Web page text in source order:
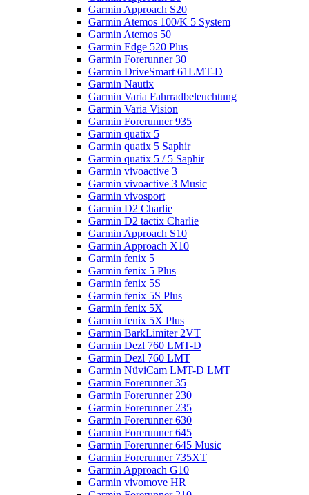
Garmin Approach S20
Garmin Atemos 100/K 5 System
Garmin Atemos 50
Garmin Edge 520 Plus
Garmin Forerunner 30
Garmin DriveSmart 61LMT-D
Garmin Nautix
Garmin Varia Fahrradbeleuchtung
Garmin Varia Vision
Garmin Forerunner 935
Garmin quatix 5
Garmin quatix 5 Saphir
Garmin quatix 5 / 5 Saphir
Garmin vivoactive 3
Garmin vivoactive 3 Music
Garmin vivosport
Garmin D2 Charlie
Garmin D2 tactix Charlie
Garmin Approach S10
Garmin Approach X10
Garmin fenix 5
Garmin fenix 5 Plus
Garmin fenix 5S
Garmin fenix 5S Plus
Garmin fenix 5X
Garmin fenix 5X Plus
Garmin BarkLimiter 2VT
Garmin Dezl 760 LMT-D
Garmin Dezl 760 LMT
Garmin NüviCam LMT-D LMT
Garmin Forerunner 35
Garmin Forerunner 230
Garmin Forerunner 235
Garmin Forerunner 630
Garmin Forerunner 645
Garmin Forerunner 645 Music
Garmin Forerunner 735XT
Garmin Approach G10
Garmin vivomove HR